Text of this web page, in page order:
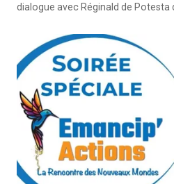
dialogue avec Réginald de Potesta